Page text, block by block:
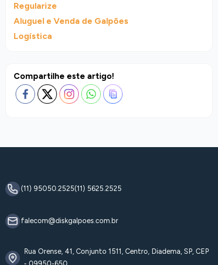
Regularize
Aluguel e Venda de Galpões
Logística
Compartilhe este artigo!
(11) 95050.2525(11) 5625.2525
falecom@diskgalpoes.com.br
Rua Orense, 41, Conjunto 1511, Centro, Diadema, SP, CEP